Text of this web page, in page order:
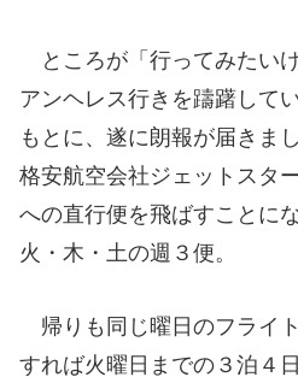
ところが「行ってみたい
アンヘレス行きを躊躇して
もとに、遂に朗報が届きま
格安航空会社ジェットスタ
への直行便を飛ばすことに
火・木・土の週３便。
帰りも同じ曜日のフライ
すれば火曜日までの３泊４